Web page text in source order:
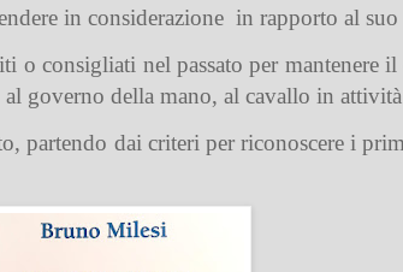
in considerazione in rapporto al
o consigliati nel passato per mantenere
governo della mano, al cavallo in attività
partendo dai criteri per riconoscere i